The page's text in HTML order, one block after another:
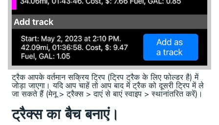
ट्रैक आपके वर्तमान सक्रिय ट्रिप (ट्रिप ट्रैक के लिए फोल्डर है) में
जोड़ा जाएगा। यदि आप चाहें तो आप बाद में ट्रैक को दूसरी ट्रिप में ले
जा सकते हैं (मेनू > ट्रैक्स > दाएं से बाएं स्वाइप > स्थानांतरित करें)।
ट्रैक्स का बैच बनाएं।